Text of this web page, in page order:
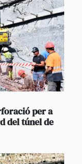
per a
del túnel de